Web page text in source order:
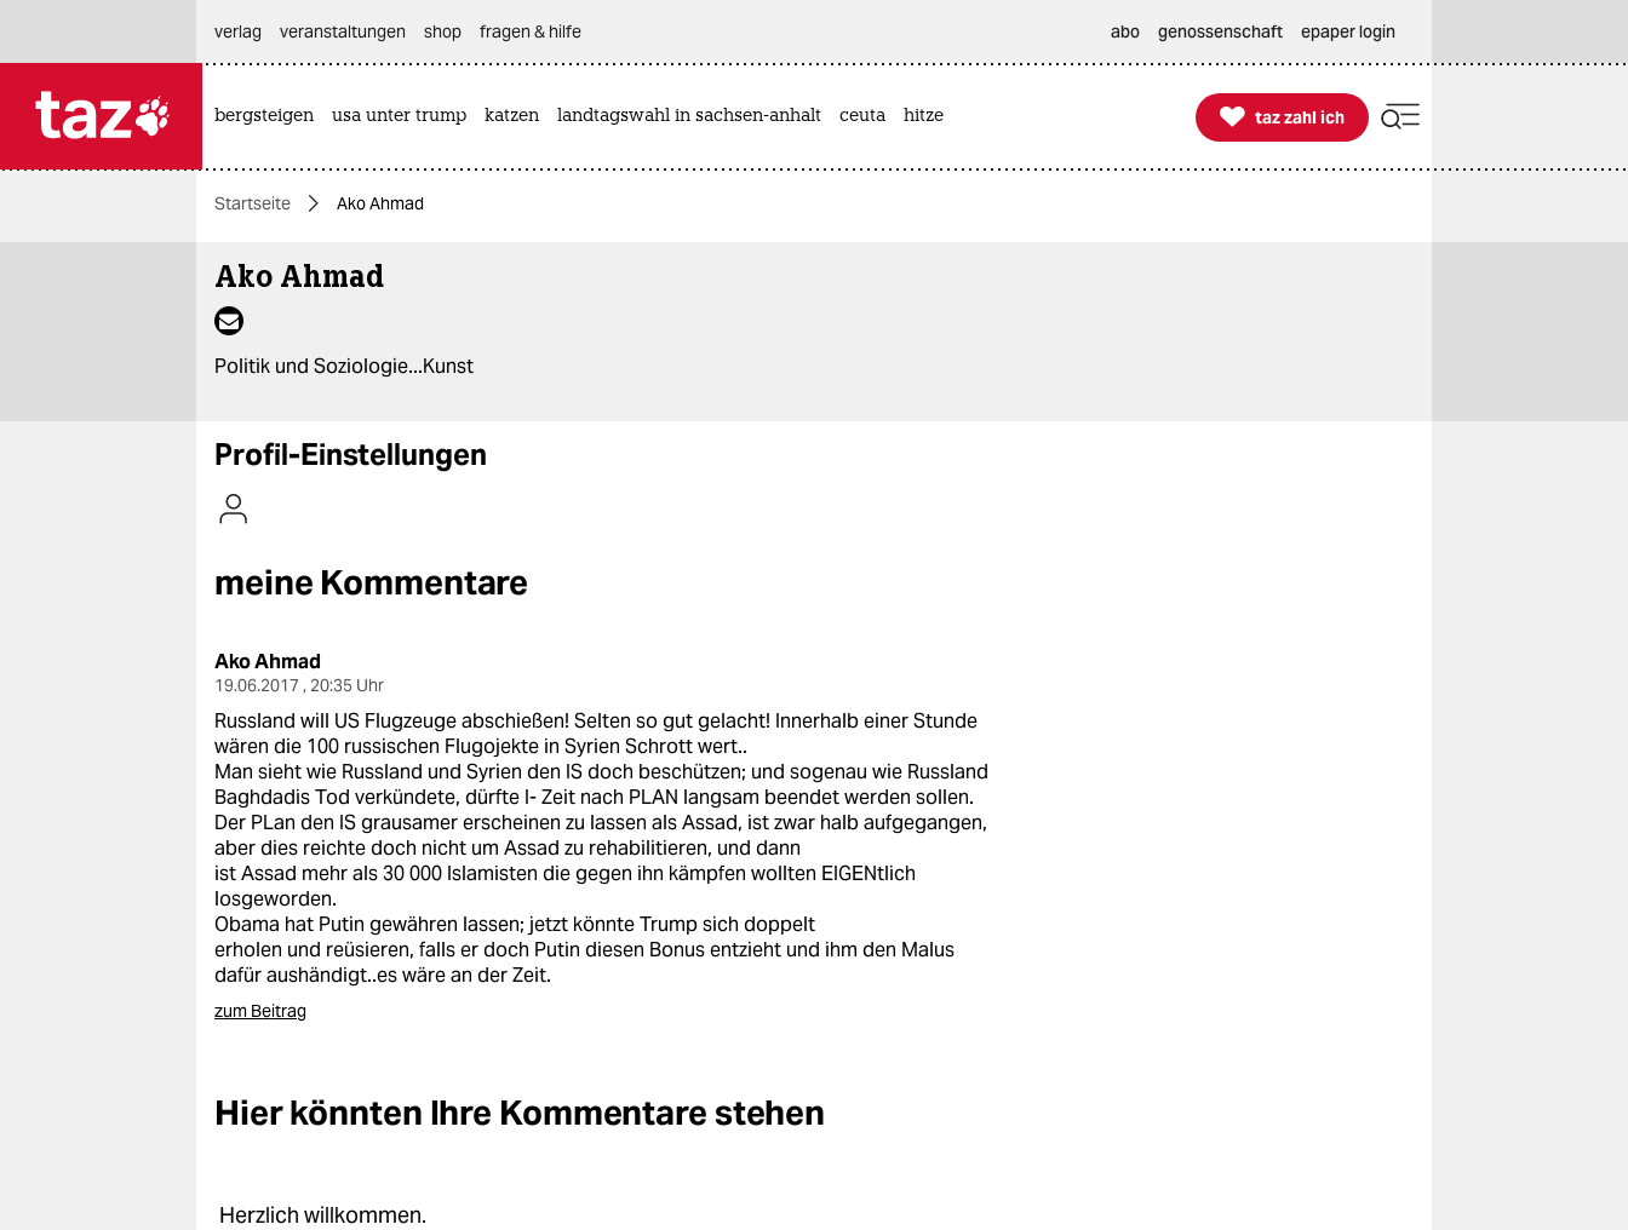
themen
politik
öko
gesellschaft
kultur
sport
nord
wahrheit
verlag
verlag
veranstaltungen
shop
fragen & hilfe
unterstützen
verlag
veranstaltungen shop fragen & hilfe abo genossenschaft epaper login
bergsteigen usa unter trump katzen landtagswahl in sachsen-anhalt ceuta hitze 
taz zahl ich
taz zahl ich
Startseite Ako Ahmad
Ako Ahmad
Politik und Soziologie...Kunst
Profil-Einstellungen
meine Kommentare
Ako Ahmad
19.06.2017 , 20:35 Uhr
Russland will US Flugzeuge abschießen! Selten so gut gelacht! Innerhalb einer Stunde
wären die 100 russischen Flugojekte in Syrien Schrott wert..
Man sieht wie Russland und Syrien den IS doch beschützen; und sogenau wie Russland
Baghdadis Tod verkündete, dürfte I- Zeit nach PLAN langsam beendet werden sollen.
Der PLan den IS grausamer erscheinen zu lassen als Assad, ist zwar halb aufgegangen,
aber dies reichte doch nicht um Assad zu rehabilitieren, und dann
ist Assad mehr als 30 000 Islamisten die gegen ihn kämpfen wollten EIGENtlich
losgeworden.
Obama hat Putin gewähren lassen; jetzt könnte Trump sich doppelt
erholen und reüsieren, falls er doch Putin diesen Bonus entzieht und ihm den Malus
dafür aushändigt..es wäre an der Zeit.
zum Beitrag
Hier könnten Ihre Kommentare stehen
Herzlich willkommen.